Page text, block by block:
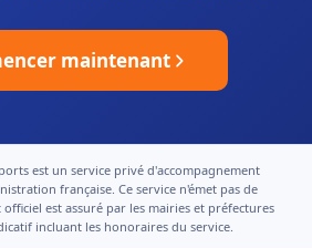
maintenant
est un service privé d'accompagnement
française. Ce service n'émet pas de
est assuré par les mairies et préfectures
incluant les honoraires du service.